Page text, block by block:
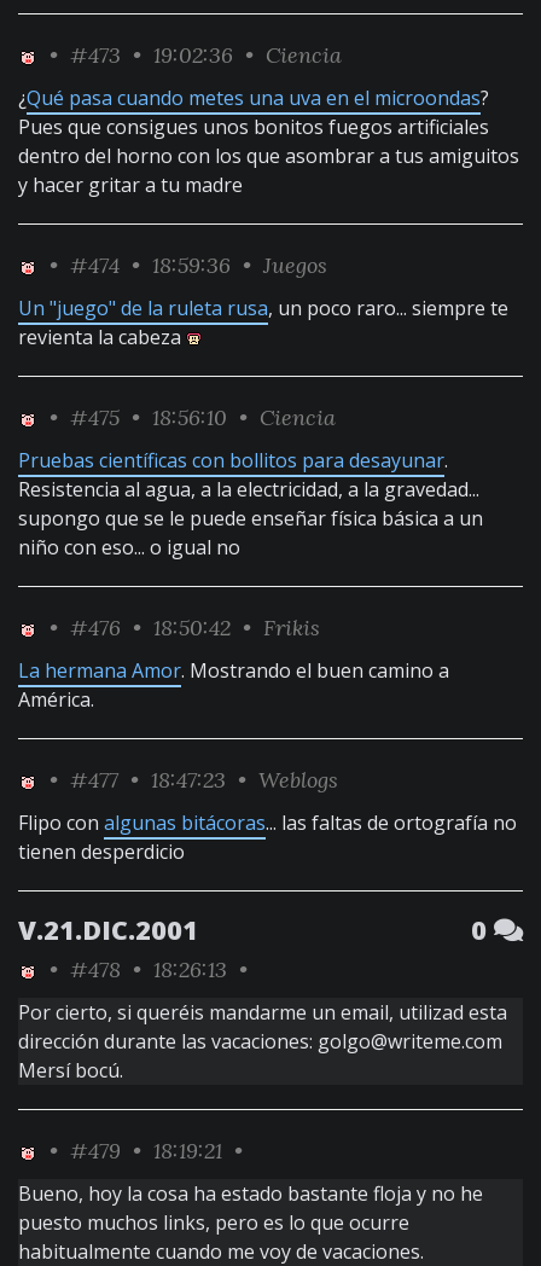
• #473 • 19:02:36 • Ciencia
¿Qué pasa cuando metes una uva en el microondas?
Pues que consigues unos bonitos fuegos artificiales
dentro del horno con los que asombrar a tus amiguitos
y hacer gritar a tu madre
• #474 • 18:59:36 • Juegos
Un "juego" de la ruleta rusa, un poco raro... siempre te
revienta la cabeza
• #475 • 18:56:10 • Ciencia
Pruebas científicas con bollitos para desayunar.
Resistencia al agua, a la electricidad, a la gravedad...
supongo que se le puede enseñar física básica a un
niño con eso... o igual no
• #476 • 18:50:42 • Frikis
La hermana Amor. Mostrando el buen camino a
América.
• #477 • 18:47:23 • Weblogs
Flipo con algunas bitácoras... las faltas de ortografía no
tienen desperdicio
V.21.DIC.2001 0
• #478 • 18:26:13 •
Por cierto, si queréis mandarme un email, utilizad esta
dirección durante las vacaciones: golgo@writeme.com
Mersí bocú.
• #479 • 18:19:21 •
Bueno, hoy la cosa ha estado bastante floja y no he
puesto muchos links, pero es lo que ocurre
habitualmente cuando me voy de vacaciones.